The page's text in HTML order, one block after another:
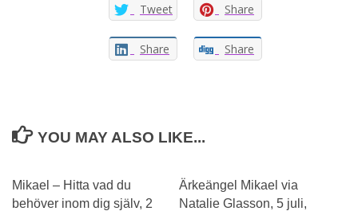
Tweet Share
Share Share
YOU MAY ALSO LIKE...
Mikael – Hitta vad du
behöver inom dig själv, 2
Ärkeängel Mikael via
Natalie Glasson, 5 juli,